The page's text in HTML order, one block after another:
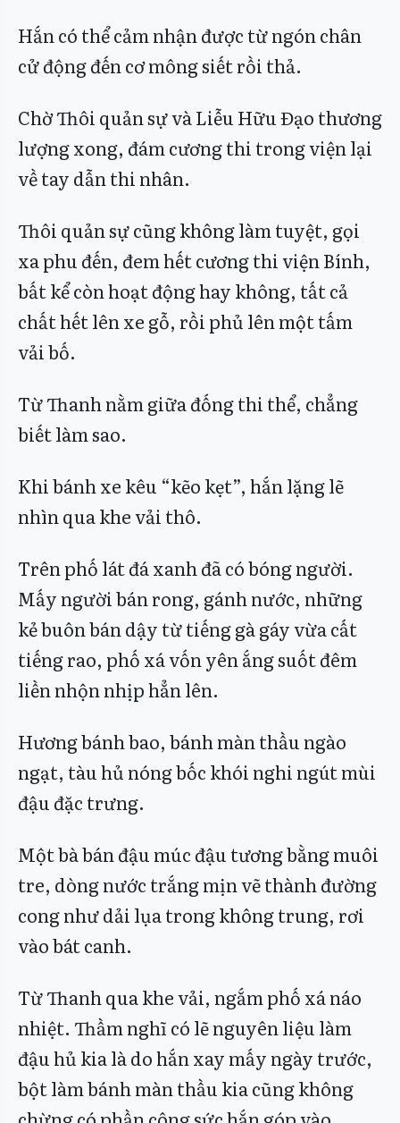
Hắn có thể cảm nhận được từ ngón chân
cử động đến cơ mông siết rồi thả.
Chờ Thôi quản sự và Liễu Hữu Đạo thương
lượng xong, đám cương thi trong viện lại
về tay dẫn thi nhân.
Thôi quản sự cũng không làm tuyệt, gọi
xa phu đến, đem hết cương thi viện Bính,
bất kể còn hoạt động hay không, tất cả
chất hết lên xe gỗ, rồi phủ lên một tấm
vải bố.
Từ Thanh nằm giữa đống thi thể, chẳng
biết làm sao.
Khi bánh xe kêu “kẽo kẹt”, hắn lặng lẽ
nhìn qua khe vải thô.
Trên phố lát đá xanh đã có bóng người.
Mấy người bán rong, gánh nước, những
kẻ buôn bán dậy từ tiếng gà gáy vừa cất
tiếng rao, phố xá vốn yên ắng suốt đêm
liền nhộn nhịp hẳn lên.
Hương bánh bao, bánh màn thầu ngào
ngạt, tàu hủ nóng bốc khói nghi ngút mùi
đậu đặc trưng.
Một bà bán đậu múc đậu tương bằng muôi
tre, dòng nước trắng mịn vẽ thành đường
cong như dải lụa trong không trung, rơi
vào bát canh.
Từ Thanh qua khe vải, ngắm phố xá náo
nhiệt. Thầm nghĩ có lẽ nguyên liệu làm
đậu hủ kia là do hắn xay mấy ngày trước,
bột làm bánh màn thầu kia cũng không